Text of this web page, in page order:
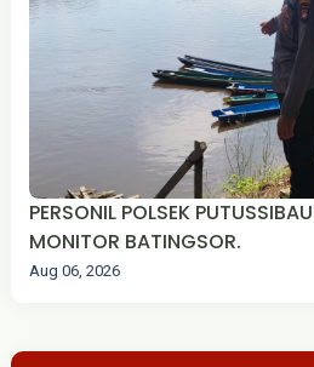
PERSONIL POLSEK
MONITOR BATINGSOR.
Aug 06, 2026